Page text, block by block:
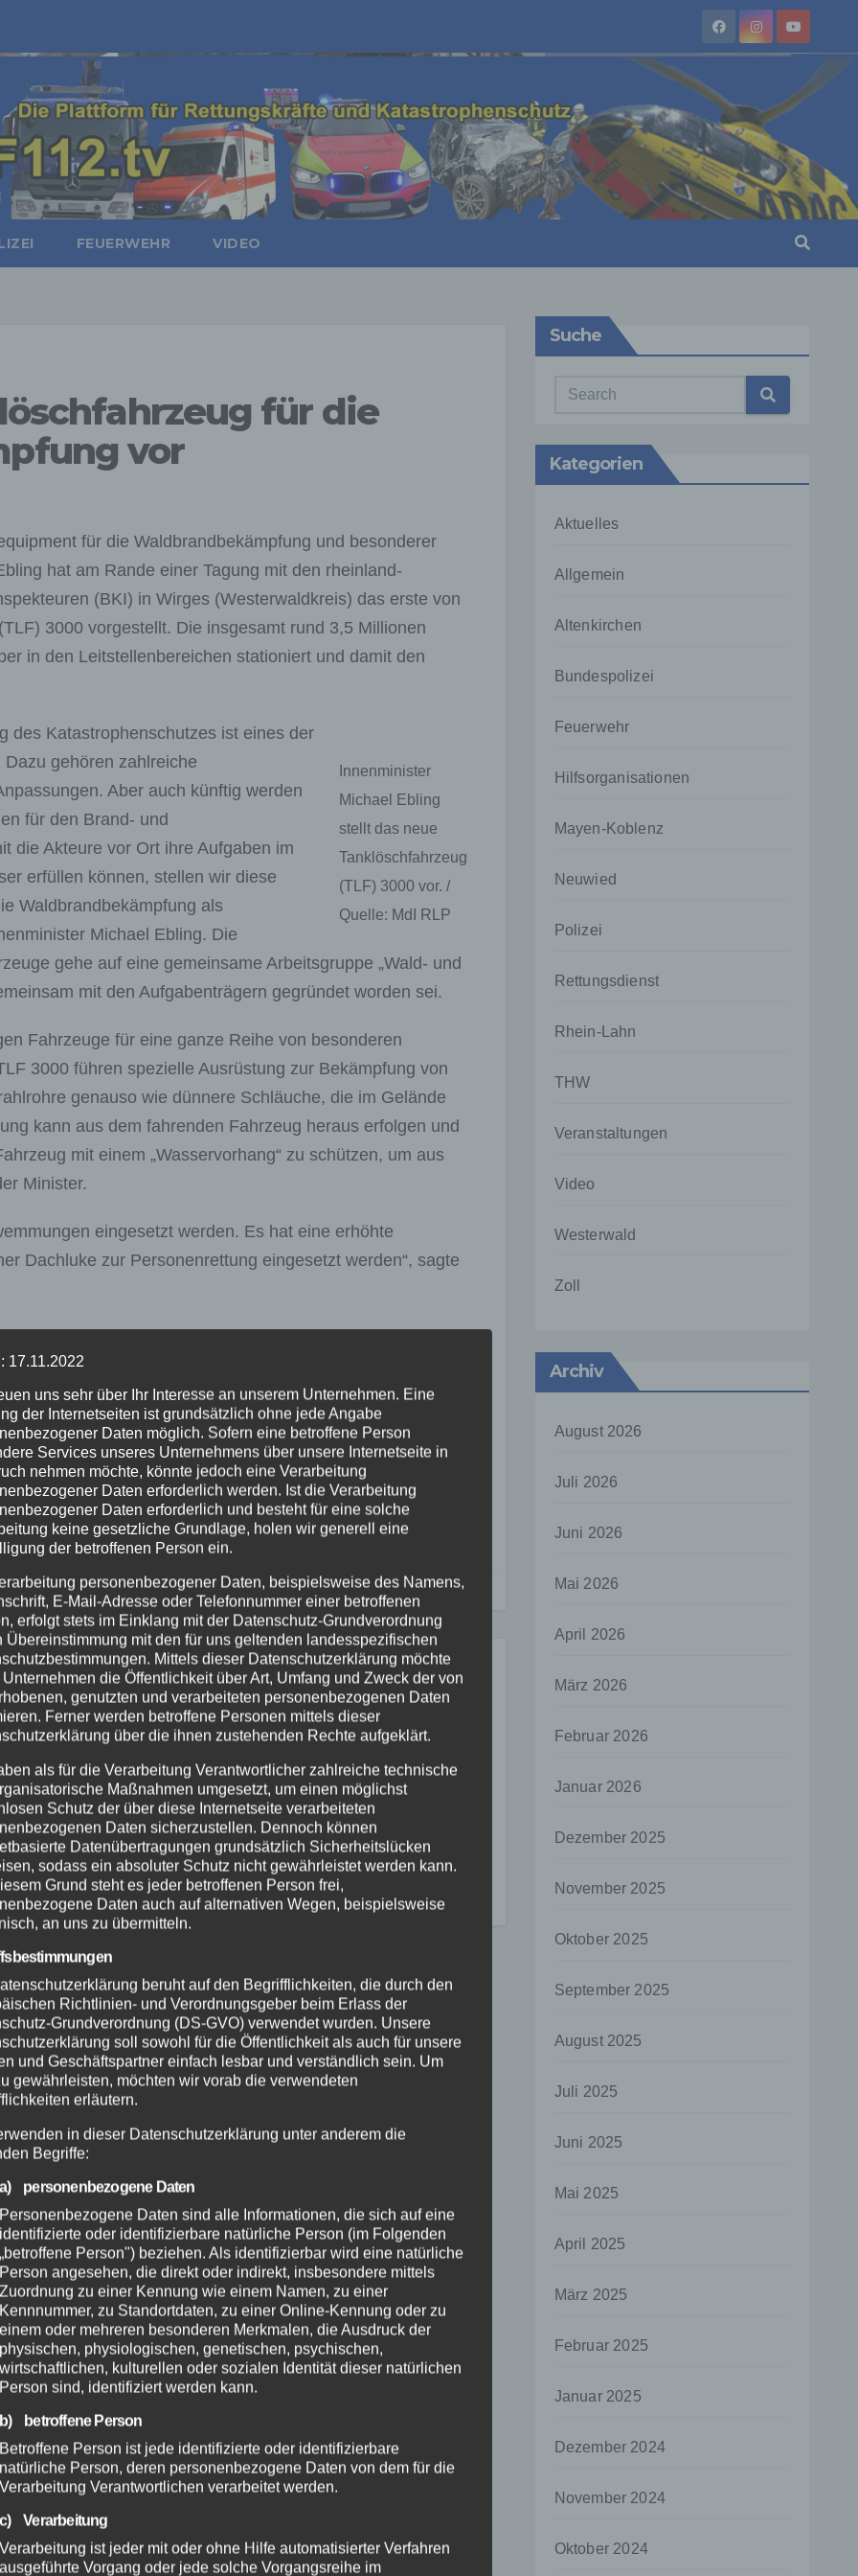
FEUERWEHR VIDEO
für die
vor
für die Waldbrandbekämpfung und besonderer
hat am Rande einer Tagung mit den rheinland-
(BKI) in Wirges (Westerwaldkreis) das erste von
3000 vorgestellt. Die insgesamt rund 3,5 Millionen
in den Leitstellenbereichen stationiert und damit den
Innenminister
Michael Ebling
stellt das neue
Tanklöschfahrzeug
(TLF) 3000 vor. /
Quelle: MdI RLP
des Katastrophenschutzes ist eines der
gehören zahlreiche
Aber auch künftig werden
für den Brand- und
die Akteure vor Ort ihre Aufgaben im
erfüllen können, stellen wir diese
Waldbrandbekämpfung als
Michael Ebling. Die
gehe auf eine gemeinsame Arbeitsgruppe „Wald- und
mit den Aufgabenträgern gegründet worden sei.
Fahrzeuge für eine ganze Reihe von besonderen
3000 führen spezielle Ausrüstung zur Bekämpfung von
genauso wie dünnere Schläuche, die im Gelände
kann aus dem fahrenden Fahrzeug heraus erfolgen und
mit einem „Wasservorhang“ zu schützen, um aus
Minister.
eingesetzt werden. Es hat eine erhöhte
Dachluke zur Personenrettung eingesetzt werden“, sagte
Alzey-Worms stationiert. Bevor das TLF 3000 in den
einige Gebrauchs- und Einsatztests geplant.
das Fahrzeug später nutzen.
Straße in Koblenz: Schutzeinrichtung für
wurde angepasst
bei
auf
2026
POLIZEI RETTUNGSDIENST
Große Suchaktion
in Flammersfeld:
Vermisste Person
wohlbehalten
gefunden
7. AUG. 2026
Suche
Kategorien
Aktuelles
Allgemein
Altenkirchen
Bundespolizei
Feuerwehr
Hilfsorganisationen
Mayen-Koblenz
Neuwied
Polizei
Rettungsdienst
Rhein-Lahn
THW
Veranstaltungen
Video
Westerwald
Zoll
Archiv
August 2026
Juli 2026
Juni 2026
Mai 2026
April 2026
März 2026
Februar 2026
Januar 2026
Dezember 2025
November 2025
Oktober 2025
September 2025
August 2025
Juli 2025
Juni 2025
Mai 2025
April 2025
März 2025
Februar 2025
Januar 2025
Dezember 2024
November 2024
Oktober 2024
17.11.2022
uns sehr über Ihr Interesse an unserem Unternehmen. Eine
der Internetseiten ist grundsätzlich ohne jede Angabe
Daten möglich. Sofern eine betroffene Person
Services unseres Unternehmens über unsere Internetseite in
nehmen möchte, könnte jedoch eine Verarbeitung
Daten erforderlich werden. Ist die Verarbeitung
Daten erforderlich und besteht für eine solche
keine gesetzliche Grundlage, holen wir generell eine
der betroffenen Person ein.
personenbezogener Daten, beispielsweise des Namens,
E-Mail-Adresse oder Telefonnummer einer betroffenen
erfolgt stets im Einklang mit der Datenschutz-Grundverordnung
Übereinstimmung mit den für uns geltenden landesspezifischen
Mittels dieser Datenschutzerklärung möchte
Unternehmen die Öffentlichkeit über Art, Umfang und Zweck der von
genutzten und verarbeiteten personenbezogenen Daten
Ferner werden betroffene Personen mittels dieser
über die ihnen zustehenden Rechte aufgeklärt.
als für die Verarbeitung Verantwortlicher zahlreiche technische
Maßnahmen umgesetzt, um einen möglichst
Schutz der über diese Internetseite verarbeiteten
Daten sicherzustellen. Dennoch können
Datenübertragungen grundsätzlich Sicherheitslücken
sodass ein absoluter Schutz nicht gewährleistet werden kann.
Grund steht es jeder betroffenen Person frei,
Daten auch auf alternativen Wegen, beispielsweise
an uns zu übermitteln.
beruht auf den Begrifflichkeiten, die durch den
Richtlinien- und Verordnungsgeber beim Erlass der
Grundverordnung (DS-GVO) verwendet wurden. Unsere
soll sowohl für die Öffentlichkeit als auch für unsere
und Geschäftspartner einfach lesbar und verständlich sein. Um
gewährleisten, möchten wir vorab die verwendeten
erläutern.
in dieser Datenschutzerklärung unter anderem die
Begriffe:
a) personenbezogene Daten
Personenbezogene Daten sind alle Informationen, die sich auf eine
identifizierte oder identifizierbare natürliche Person (im Folgenden
„betroffene Person") beziehen. Als identifizierbar wird eine natürliche
Person angesehen, die direkt oder indirekt, insbesondere mittels
Zuordnung zu einer Kennung wie einem Namen, zu einer
Kennnummer, zu Standortdaten, zu einer Online-Kennung oder zu
einem oder mehreren besonderen Merkmalen, die Ausdruck der
physischen, physiologischen, genetischen, psychischen,
wirtschaftlichen, kulturellen oder sozialen Identität dieser natürlichen
Person sind, identifiziert werden kann.
b) betroffene Person
Betroffene Person ist jede identifizierte oder identifizierbare
natürliche Person, deren personenbezogene Daten von dem für die
Verarbeitung Verantwortlichen verarbeitet werden.
c) Verarbeitung
Verarbeitung ist jeder mit oder ohne Hilfe automatisierter Verfahren
ausgeführte Vorgang oder jede solche Vorgangsreihe im